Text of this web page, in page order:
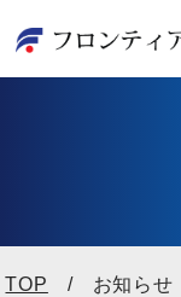
TOP お知らせ